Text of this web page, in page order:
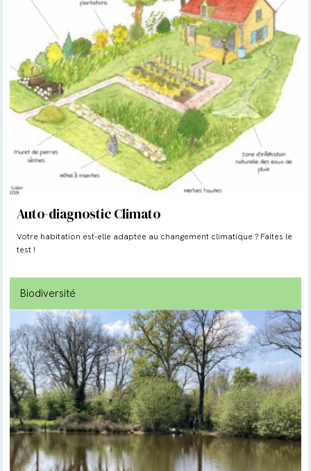
Auto-diagnostic Climato
Votre habitation est-elle adaptée au changement climatique ? Faites le
test !
Biodiversité